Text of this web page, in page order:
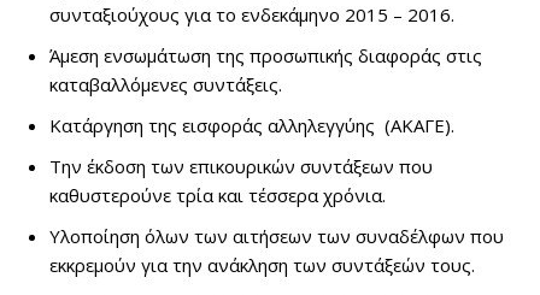
συνταξιούχους για το ενδεκάμηνο 2015 – 2016.
Άμεση ενσωμάτωση της προσωπικής διαφοράς στις
καταβαλλόμενες συντάξεις.
Κατάργηση της εισφοράς αλληλεγγύης (ΑΚΑΓΕ).
Την έκδοση των επικουρικών συντάξεων που
καθυστερούνε τρία και τέσσερα χρόνια.
Υλοποίηση όλων των αιτήσεων των συναδέλφων που
εκκρεμούν για την ανάκληση των συντάξεών τους.